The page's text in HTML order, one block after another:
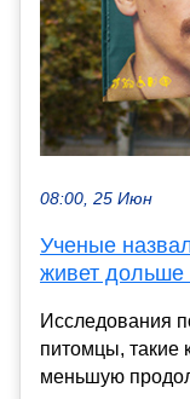
08:00, 25 Июн
Ученые
живет дольше
Исследования
питомцы, такие
меньшую